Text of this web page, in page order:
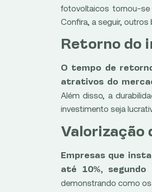
fotovoltaicos tornou-
Confira, a seguir,
Retorno do
O tempo de
atrativos do
Além disso, a
investimento seja
Valorização
Empresas que
até 10%, segundo
demonstrando como os